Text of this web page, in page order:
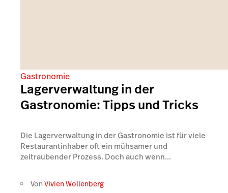
Gastronomie
Lagerverwaltung in der
Gastronomie: Tipps und Tricks
Die Lagerverwaltung in der Gastronomie ist für viele
Restaurantinhaber oft ein mühsamer und
zeitraubender Prozess. Doch auch wenn...
VonVivien Wollenberg